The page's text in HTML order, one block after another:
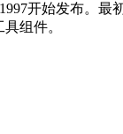
开始发布。
组件。